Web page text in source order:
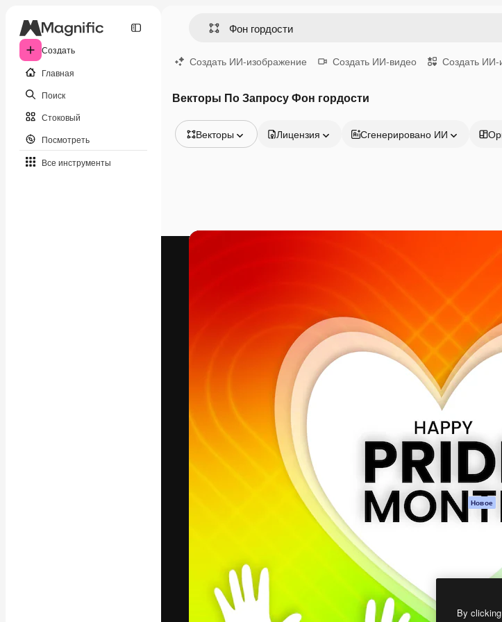
Создать
Главная
Поиск
Стоковый
Посмотреть
Все инструменты
Создать ИИ-изображение Создать ИИ-видео Создать ИИ-
Векторы По Запросу Фон гордости
Векторы
Видео
Лицензия Сгенерировано ИИ
Креативная платформа для создания
ваших лучших работ. Более 1 миллиона
подписчиков среди креаторов,
предприятий, агентств и студий.
Pусский
Продукция
Spaces
ИИ-помощник
Генератор
изображений
Генератор
ИИ
Генератор
на основе ИИ
Стоковый
MCP для
Claude/
Агенты Новое
API
Все
Magnific
By